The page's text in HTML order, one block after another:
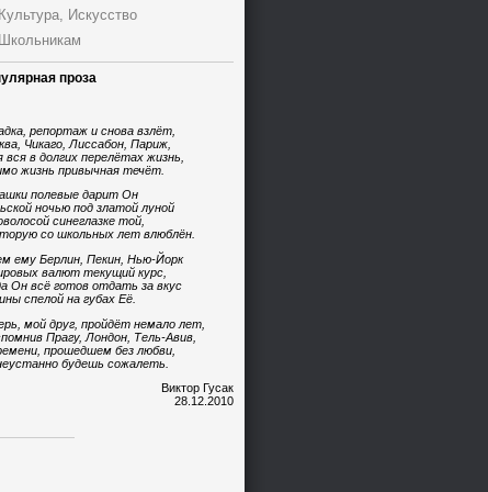
Культура, Искусство
Школьникам
проза
репортаж и снова взлёт,
Чикаго, Лиссабон, Париж,
вся в долгих перелётах жизнь,
жизнь привычная течёт.
полевые дарит Он
ночью под златой луной
синеглазке той,
со школьных лет влюблён.
ему Берлин, Пекин, Нью-Йорк
валют текущий курс,
Он всё готов отдать за вкус
спелой на губах Её.
мой друг, пройдёт немало лет,
Прагу, Лондон, Тель-Авив,
прошедшем без любви,
будешь сожалеть.
Виктор Гусак
28.12.2010